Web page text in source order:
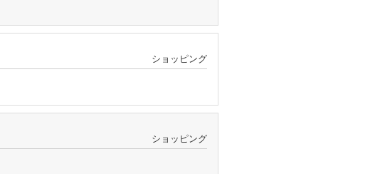
ショッピング
ショッピング